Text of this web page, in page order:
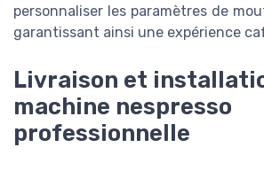
personnaliser les paramètres de
garantissant ainsi une expérience
Livraison et
machine nespresso
professionnelle